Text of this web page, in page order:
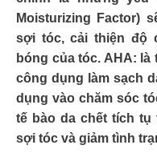
Moisturizing Factor)
sợi tóc, cải thiện độ
bóng của tóc. AHA:
công dụng làm sạch
dụng vào chăm sóc
tế bào da chết tích tụ
sợi tóc và giảm tình